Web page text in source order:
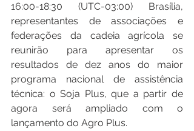
16:00-18:30 (UTC-03:00) Brasília,
representantes de associações e
federações da cadeia agrícola se
reunirão para apresentar os
resultados de dez anos do maior
programa nacional de assistência
técnica: o Soja Plus, que a partir de
agora será ampliado com o
lançamento do Agro Plus.